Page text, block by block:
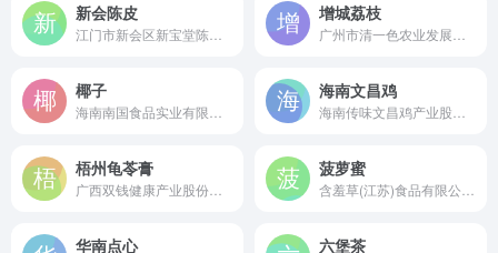
新会陈皮 增城荔枝
椰子 海南文昌鸡
梧州龟苓膏 菠萝蜜
华南点心 六堡茶